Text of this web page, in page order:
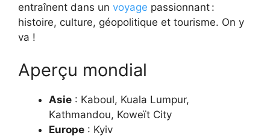
entraînent dans un voyage passionnant :
histoire, culture, géopolitique et tourisme. On y
va !
Aperçu mondial
Asie : Kaboul, Kuala Lumpur,
Kathmandou, Koweït City
Europe : Kyiv